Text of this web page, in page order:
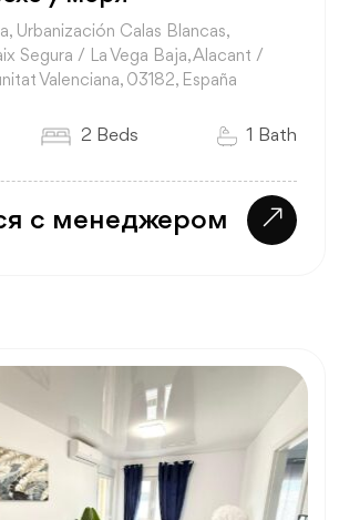
Urbanización Calas Blancas,
Segura / La Vega Baja, Alacant /
Valenciana, 03182, España
2 Beds 1 Bath
с менеджером